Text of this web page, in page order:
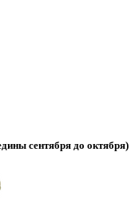
сентября до октября)